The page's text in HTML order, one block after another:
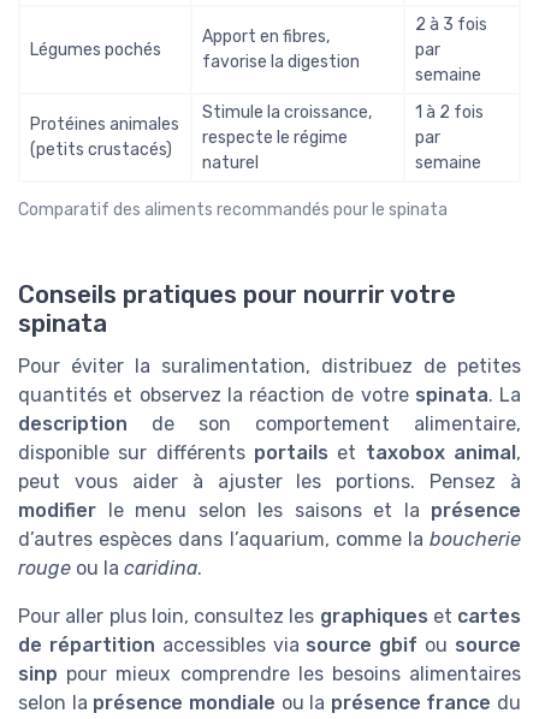
Comparatif des aliments recommandés pour le spinata
Légumes pochés
Apport en fibres,
favorise la digestion
2 à 3 fois
par
semaine
Protéines animales
(petits crustacés)
Stimule la croissance,
respecte le régime
naturel
1 à 2 fois
par
semaine
Conseils pratiques pour nourrir votre
spinata
Pour éviter la suralimentation, distribuez de petites
quantités et observez la réaction de votre spinata. La
description de son comportement alimentaire,
disponible sur différents portails et taxobox animal ,
peut vous aider à ajuster les portions. Pensez à
modifier le menu selon les saisons et la présence
d’autres espèces dans l’aquarium, comme la boucherie
rouge ou la caridina.
Pour aller plus loin, consultez les graphiques et cartes
de répartition accessibles via source gbif ou source
sinp pour mieux comprendre les besoins alimentaires
selon la présence mondiale ou la présence france du